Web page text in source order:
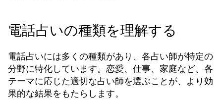
電話占いの種類を理解する
電話占いには多くの種類があり、各占い師が特定の
分野に特化しています。恋愛、仕事、家庭など、各
テーマに応じた適切な占い師を選ぶことが、より効
果的な結果をもたらします。